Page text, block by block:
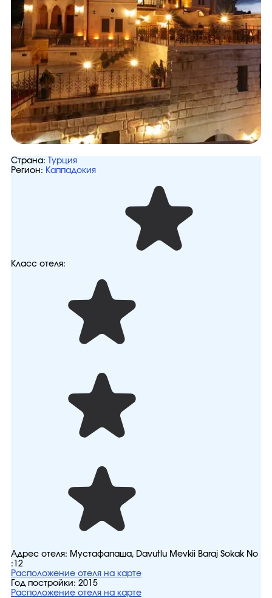
Страна:
Турция
Регион: Каппадокия
Класс отеля:
Адрес отеля: Мустафапаша, Davutlu Mevkii Baraj Sokak No
:12
Расположение отеля на карте
Год постройки: 2015
Расположение отеля на карте